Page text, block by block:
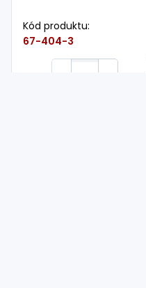
Kód produktu:
67-404-3